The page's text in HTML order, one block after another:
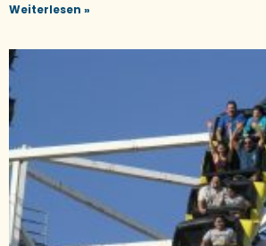
Weiterlesen »